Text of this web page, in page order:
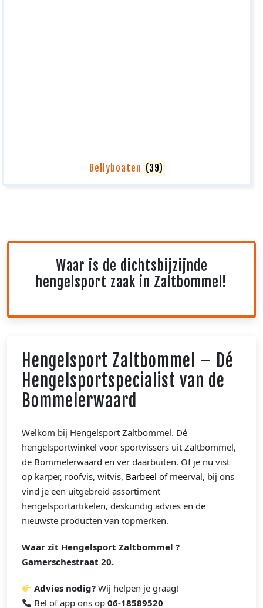
Bellyboaten (39)
Waar is de dichtsbijzijnde
hengelsport zaak in Zaltbommel!
Hengelsport Zaltbommel – Dé
Hengelsportspecialist van de
Bommelerwaard
Welkom bij Hengelsport Zaltbommel. Dé
hengelsportwinkel voor sportvissers uit Zaltbommel,
de Bommelerwaard en ver daarbuiten. Of je nu vist
op karper, roofvis, witvis, Barbeel of meerval, bij ons
vind je een uitgebreid assortiment
hengelsportartikelen, deskundig advies en de
nieuwste producten van topmerken.
Waar zit Hengelsport Zaltbommel ?
Gamerschestraat 20.
Advies nodig? Wij helpen je graag!
Bel of app ons op06-18589520